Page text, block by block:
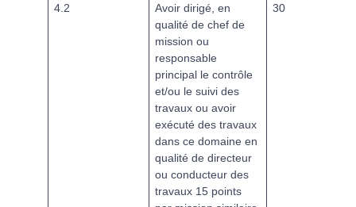
4.2
Avoir dirigé, en
qualité de chef de
mission ou
responsable
principal le contrôle
et/ou le suivi des
travaux ou avoir
exécuté des travaux
dans ce domaine en
qualité de directeur
ou conducteur des
travaux 15 points
30